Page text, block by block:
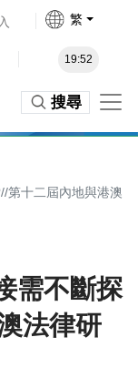
繁
19:52
搜尋
第十二屆內地與港澳
需不斷探
法律研